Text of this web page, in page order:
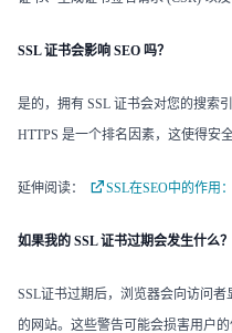
SSL 证书会影响 SEO 吗？
是的，拥有 SSL 证书会对您的搜索
HTTPS 是一个排名因素，这使得安
延伸阅读： SSL在SEO中的作用
如果我的 SSL 证书过期会发生什么？
SSL证书过期后，浏览器会向访问
的网站。这些警告可能会损害用户